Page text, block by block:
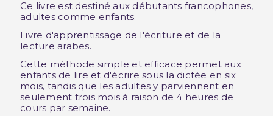
Ce livre est destiné aux débutants francophones,
adultes comme enfants.
Livre d'apprentissage de l'écriture et de la
lecture arabes.
Cette méthode simple et efficace permet aux
enfants de lire et d'écrire sous la dictée en six
mois, tandis que les adultes y parviennent en
seulement trois mois à raison de 4 heures de
cours par semaine.